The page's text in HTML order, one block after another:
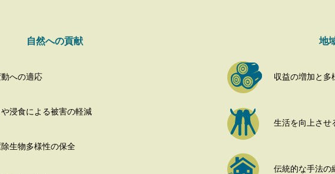
自然への貢献
への適応
浸食による被害の軽減
生物多様性の保全
地
収益の増加と多
生活を向上させ
伝統的な手法の